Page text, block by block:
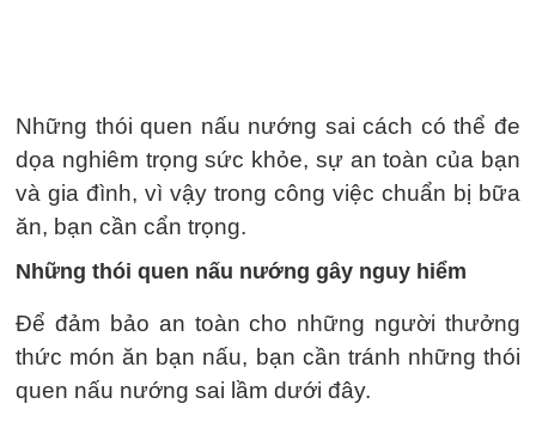
Những thói quen nấu nướng sai cách có thể đe
dọa nghiêm trọng sức khỏe, sự an toàn của bạn
và gia đình, vì vậy trong công việc chuẩn bị bữa
ăn, bạn cần cẩn trọng.
Những thói quen nấu nướng gây nguy hiểm
Để đảm bảo an toàn cho những người thưởng
thức món ăn bạn nấu, bạn cần tránh những thói
quen nấu nướng sai lầm dưới đây.